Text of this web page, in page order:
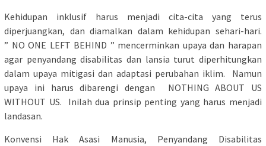
Kehidupan inklusif harus menjadi cita-cita yang terus
diperjuangkan, dan diamalkan dalam kehidupan sehari-hari.
” NO ONE LEFT BEHIND ” mencerminkan upaya dan harapan
agar penyandang disabilitas dan lansia turut diperhitungkan
dalam upaya mitigasi dan adaptasi perubahan iklim. Namun
upaya ini harus dibarengi dengan NOTHING ABOUT US
WITHOUT US. Inilah dua prinsip penting yang harus menjadi
landasan.
Konvensi Hak Asasi Manusia, Penyandang Disabilitas